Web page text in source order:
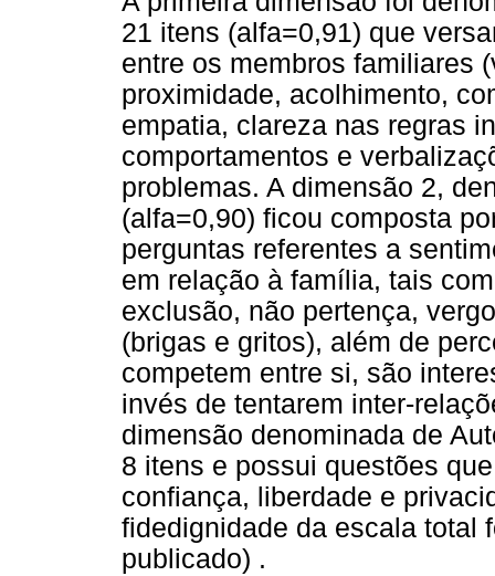
21 itens (alfa=0,91) que
entre os membros familiares
proximidade, acolhimento,
empatia, clareza nas regras
comportamentos e
problemas. A dimensão 2,
(alfa=0,90) ficou composta
perguntas referentes a
em relação à família, tais
exclusão, não pertença,
(brigas e gritos), além de
competem entre si, são
invés de tentarem inter-
dimensão denominada de
8 itens e possui questões
confiança, liberdade e
fidedignidade da escala total
publicado) .